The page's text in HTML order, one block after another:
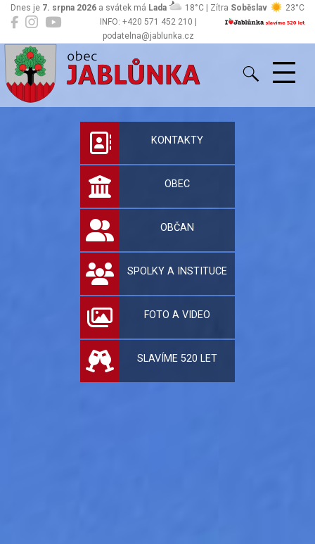
INFO: +420 571 452 210 |
podatelna@jablunka.cz
Dnes je 7. srpna 2026 a svátek má Lada 18°C | Zítra Soběslav 23°C
Jablůnka
Oficiální stránky
KONTAKTY
OBEC
OBČAN
SPOLKY A INSTITUCE
FOTO A VIDEO
SLAVÍME 520 LET